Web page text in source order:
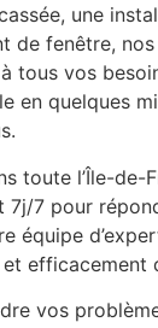
une
de fenêtre,
tous vos
en quelques
toute l’Île-
7 pour
équipe
efficacement
vos